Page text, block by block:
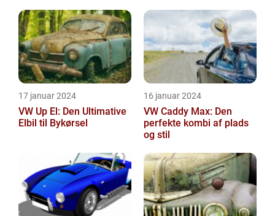
17 januar 2024
VW Up El: Den Ultimative
Elbil til Bykørsel
16 januar 2024
VW Caddy Max: Den
perfekte kombi af plads
og stil